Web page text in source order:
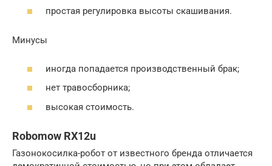
простая регулировка высоты скашивания.
Минусы
иногда попадается производственный брак;
нет травосборника;
высокая стоимость.
Robomow RX12u
Газонокосилка-робот от известного бренда отличается